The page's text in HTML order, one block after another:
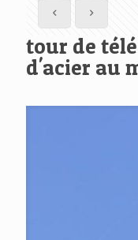
tour de
d'acier au